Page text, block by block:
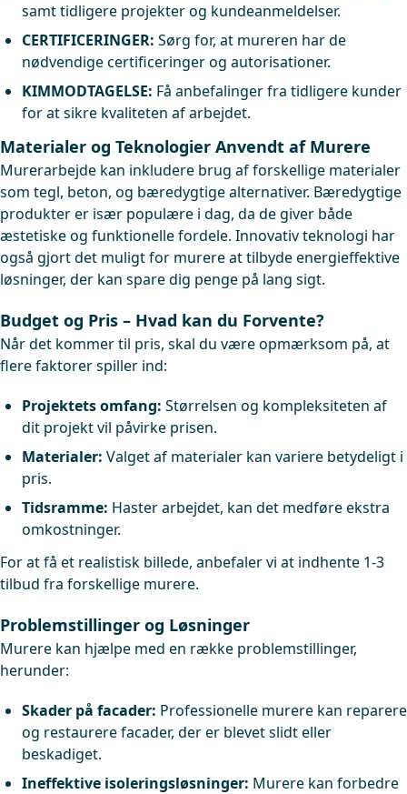
samt tidligere projekter og kundeanmeldelser.
CERTIFICERINGER: Sørg for, at mureren har de
nødvendige certificeringer og autorisationer.
KIMMODTAGELSE: Få anbefalinger fra tidligere kunder
for at sikre kvaliteten af arbejdet.
Materialer og Teknologier Anvendt af Murere
Murerarbejde kan inkludere brug af forskellige materialer
som tegl, beton, og bæredygtige alternativer. Bæredygtige
produkter er især populære i dag, da de giver både
æstetiske og funktionelle fordele. Innovativ teknologi har
også gjort det muligt for murere at tilbyde energieffektive
løsninger, der kan spare dig penge på lang sigt.
Budget og Pris – Hvad kan du Forvente?
Når det kommer til pris, skal du være opmærksom på, at
flere faktorer spiller ind:
Projektets omfang: Størrelsen og kompleksiteten af
dit projekt vil påvirke prisen.
Materialer: Valget af materialer kan variere betydeligt i
pris.
Tidsramme: Haster arbejdet, kan det medføre ekstra
omkostninger.
For at få et realistisk billede, anbefaler vi at indhente 1-3
tilbud fra forskellige murere.
Problemstillinger og Løsninger
Murere kan hjælpe med en række problemstillinger,
herunder:
Skader på facader: Professionelle murere kan reparere
og restaurere facader, der er blevet slidt eller
beskadiget.
Ineffektive isoleringsløsninger: Murere kan forbedre